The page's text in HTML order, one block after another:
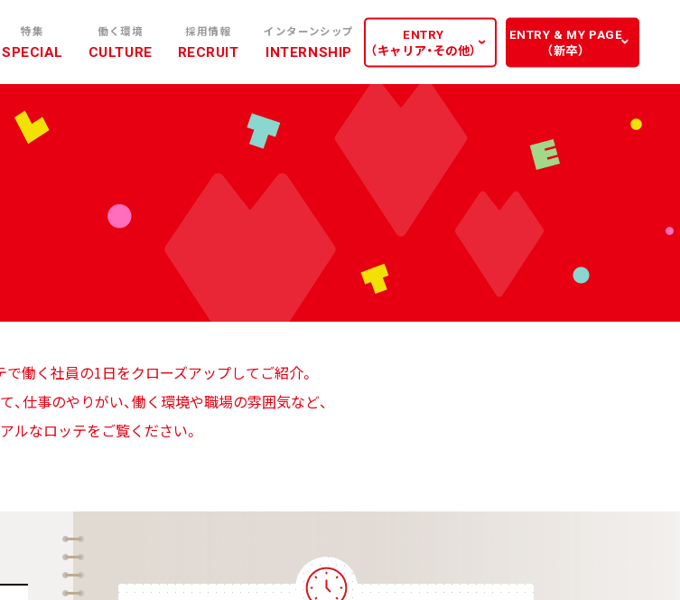
ENTRY
（キャリア・その他）
ENTRY & MY PAGE
（新卒）
特集
SPECIAL
働く環境
CULTURE
採用情報
RECRUIT
インターンシップ
INTERNSHIP
で働く社員の1日をクローズアップしてご紹介。
仕事のやりがい、働く環境や職場の雰囲気など、
ルなロッテをご覧ください。